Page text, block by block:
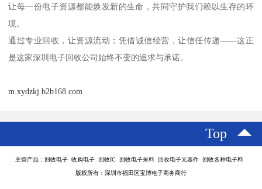
让每一份电子资源都能焕发新的生命，共同守护我们赖以生存的环
境。
通过专业回收，让资源流动；凭借诚信经营，让信任传递——这正
是这家深圳电子回收公司始终不变的追求与承诺。
m.xydzkj.b2b168.com
Top
主营产品：回收电子 收购电子 回收IC 回收电子呆料 回收电子元器件 回收各种电子料
版权所有：深圳市福田区宝博电子商务商行